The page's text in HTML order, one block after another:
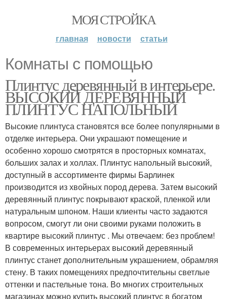
МОЯ СТРОЙКА
главная новости статьи
Комнаты с помощью
Плинтус деревянный в интерьере.
ВЫСОКИЙ ДЕРЕВЯННЫЙ
ПЛИНТУС НАПОЛЬНЫЙ
Высокие плинтуса становятся все более популярными в
отделке интерьера. Они украшают помещение и
особенно хорошо смотрятся в просторных комнатах,
больших залах и холлах. Плинтус напольный высокий,
доступный в ассортименте фирмы Барлинек
производится из хвойных пород дерева. Затем высокий
деревянный плинтус покрывают краской, пленкой или
натуральным шпоном. Наши клиенты часто задаются
вопросом, смогут ли они своими руками положить в
квартире высокий плинтус . Мы отвечаем: без проблем!
В современных интерьерах высокий деревянный
плинтус станет дополнительным украшением, обрамляя
стену. В таких помещениях предпочтительны светлые
оттенки и пастельные тона. Во многих строительных
магазинах можно купить высокий плинтус в богатом